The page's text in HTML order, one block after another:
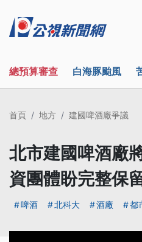
總預算審查 白海豚颱風
首頁 地方 建國啤酒廠爭議
北市建國啤酒廠
資團體盼完整保
啤酒 北科大 酒廠 都